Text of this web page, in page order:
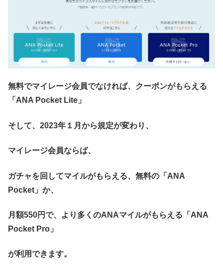
無料でマイレージ会員でなければ、クーポンがもらえる
「ANA Pocket Lite」
そして、2023年１月から規定が変わり、
マイレージ会員ならば、
ガチャを回してマイルがもらえる、無料の「ANA
Pocket」か、
月額550円で、より多くのANAマイルがもらえる「ANA
Pocket Pro」
が利用できます。